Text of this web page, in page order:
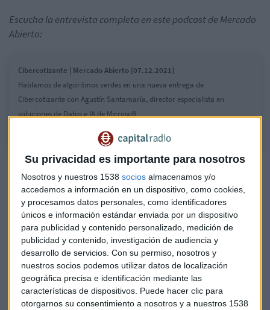
Su privacidad es importante para nosotros
Nosotros y nuestros 1538 socios almacenamos y/o
accedemos a información en un dispositivo, como cookies,
y procesamos datos personales, como identificadores
únicos e información estándar enviada por un dispositivo
para publicidad y contenido personalizado, medición de
publicidad y contenido, investigación de audiencia y
desarrollo de servicios. Con su permiso, nosotros y
nuestros socios podemos utilizar datos de localización
geográfica precisa e identificación mediante las
características de dispositivos. Puede hacer clic para
otorgarnos su consentimiento a nosotros y a nuestros 1538
Escucha la entrevista completa en este podcast de Mercado
Abierto:
Cibercotizante | Mercado Abierto [07.12.2021]
Hablamos de algoritmos verdes en una nueva entrega de
Cibercotizante con Agustín Santamaría, director especialista en
soluciones de Datos e IA de Microsoft
Formación, flexibilidad y teletrabajo: el tridente para
retener talento
Retos y oportunidades que tiene por delante la moda
sostenible
Biodiversidad,reciclajey gestión de lasaguasson
algunos de los proyectos sobre los que pivota la estrategia
de Microsoft para poner en marcha nuevas estrategias
relacionadas con la sostenibilidad y la aplicación de la
tecnología en la defensa del planeta.